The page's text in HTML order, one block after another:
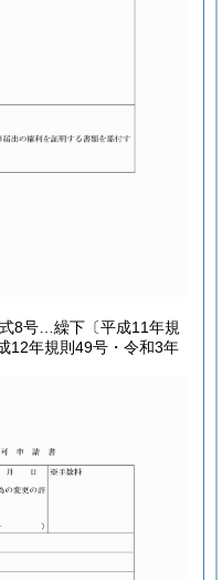
8号…繰下〔平成11年規
12年規則49号・令和3年